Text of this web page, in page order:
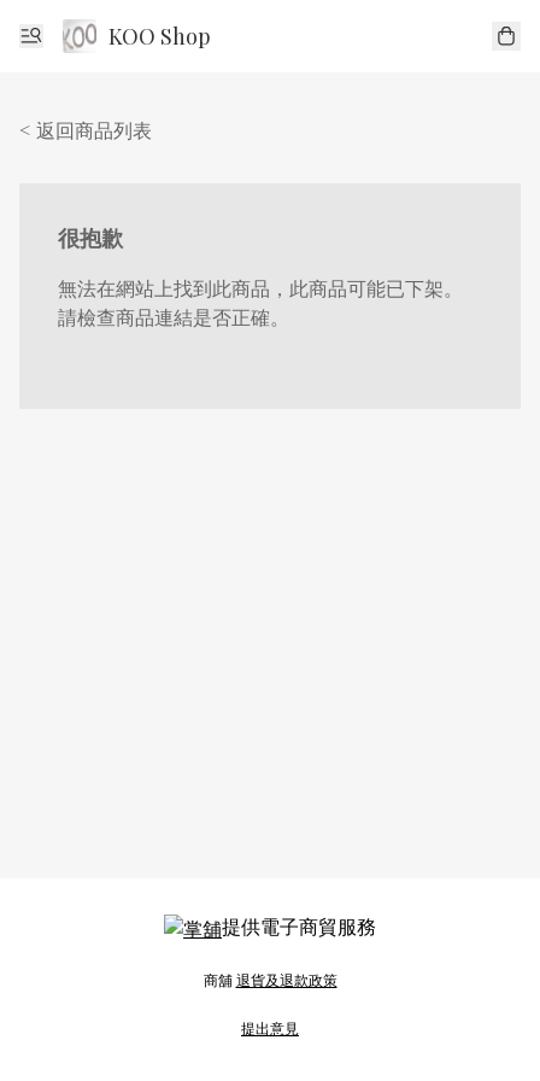
KOO Shop
< 返回商品列表
很抱歉
無法在網站上找到此商品，此商品可能已下架。
請檢查商品連結是否正確。
提供電子商貿服務
商舖退貨及退款政策
提出意見